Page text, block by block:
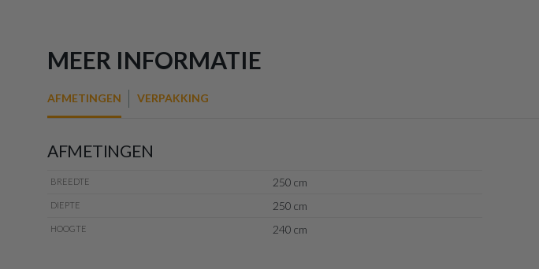
MEER INFORMATIE
AFMETINGEN VERPAKKING
AFMETINGEN
BREEDTE 250 cm
DIEPTE 250 cm
HOOGTE 240 cm